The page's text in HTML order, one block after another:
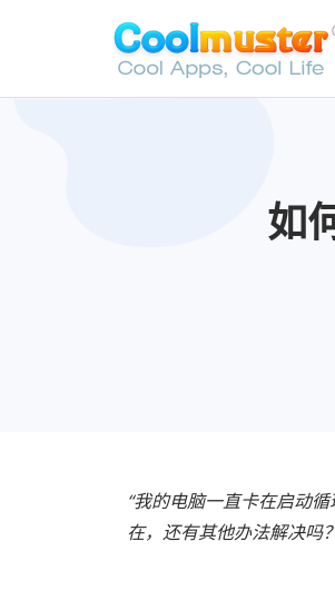
如
“我的电脑一直卡在启动
在，还有其他办法解决吗